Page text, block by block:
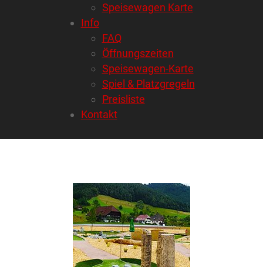
Speisewagen Karte
Info
FAQ
Öffnungszeiten
Speisewagen-Karte
Spiel & Platzgregeln
Preisliste
Kontakt